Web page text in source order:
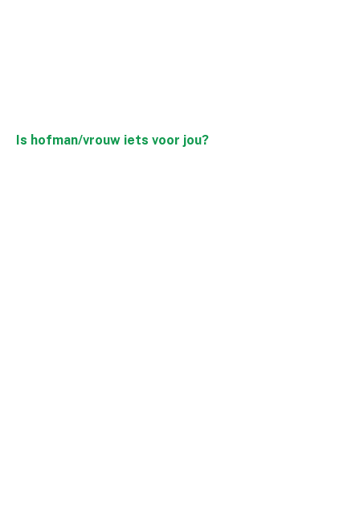
Is hofman/vrouw iets voor jou?